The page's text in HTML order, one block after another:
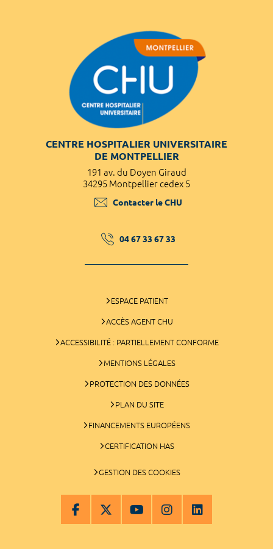
CENTRE HOSPITALIER UNIVERSITAIRE
DE MONTPELLIER
191 av. du Doyen Giraud
34295 Montpellier cedex 5
Contacter le CHU
04 67 33 67 33
ESPACE PATIENT
ACCÈS AGENT CHU
ACCESSIBILITÉ : PARTIELLEMENT CONFORME
MENTIONS LÉGALES
PROTECTION DES DONNÉES
PLAN DU SITE
FINANCEMENTS EUROPÉENS
CERTIFICATION HAS
GESTION DES COOKIES